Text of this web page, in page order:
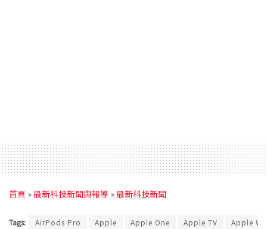
首頁 »最新科技新聞與報導 »最新科技新聞
Tags: AirPods Pro Apple Apple One Apple TV Apple